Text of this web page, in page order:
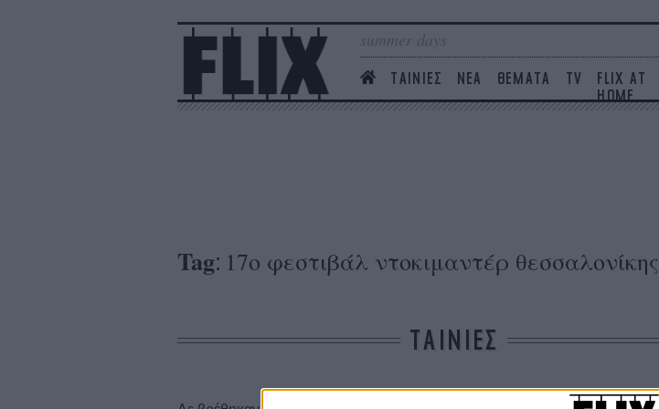
summer days
ΤΑΙΝΙΕΣ ΝΕΑ ΘΕΜΑΤΑ TV
FLIX AT
HOME
Tag: 17ο φεστιβάλ ντοκιμαντέρ θεσσαλονίκης
ΤΑΙΝΙΕΣ